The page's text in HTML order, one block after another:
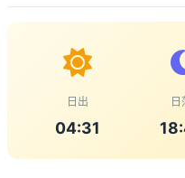
日出
04:31
日